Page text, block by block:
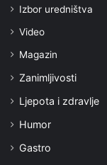
Izbor uredništva
Video
Magazin
Zanimljivosti
Ljepota i zdravlje
Humor
Gastro